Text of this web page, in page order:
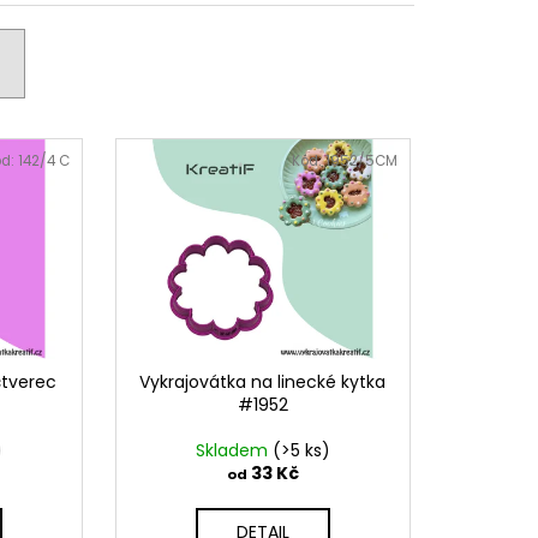
142/4 C
Vykrajovátka na linecké kytka
#1952
Skladem (>5 ks)
od 33 Kč
DETAIL
Kód:1952/5CM
KOLEKCE